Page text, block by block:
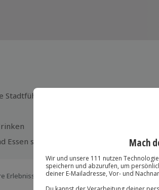
Stadtführung durch Freiburg
Essen stehen im Vordergrund
Erlebnisse bei der Einlösung übertragbar. Details